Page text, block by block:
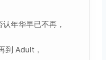
年华早已不再，
到 Adult，